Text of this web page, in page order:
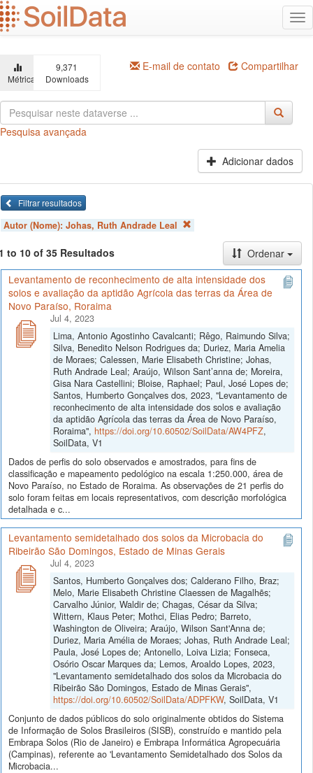
Ir
para
o
principal
Métricas
9,371
Downloads
E-mail de contato Compartilhar
Pesquisa avançada
Adicionar dados
Filtrar resultados
Autor (Nome): Johas, Ruth Andrade Leal
to 10 of 35 Resultados
Ordenar
Levantamento de reconhecimento de alta intensidade dos
solos e avaliação da aptidão Agrícola das terras da Área de
Novo Paraíso, Roraima
Jul 4, 2023
Lima, Antonio Agostinho Cavalcanti; Rêgo, Raimundo Silva;
Silva, Benedito Nelson Rodrigues da; Duriez, Maria Amelia
de Moraes; Calessen, Marie Elisabeth Christine; Johas,
Ruth Andrade Leal; Araújo, Wilson Sant’anna de; Moreira,
Gisa Nara Castellini; Bloise, Raphael; Paul, José Lopes de;
Santos, Humberto Gonçalves dos, 2023, "Levantamento de
reconhecimento de alta intensidade dos solos e avaliação
da aptidão Agrícola das terras da Área de Novo Paraíso,
Roraima", https://doi.org/10.60502/SoilData/AW4PFZ,
SoilData, V1
Dados de perfis do solo observados e amostrados, para fins de
classificação e mapeamento pedológico na escala 1:250.000, área de
Novo Paraíso, no Estado de Roraima. As observações de 21 perfis do
solo foram feitas em locais representativos, com descrição morfológica
detalhada e c...
Levantamento semidetalhado dos solos da Microbacia do
Ribeirão São Domingos, Estado de Minas Gerais
Jul 4, 2023
Santos, Humberto Gonçalves dos; Calderano Filho, Braz;
Melo, Marie Elisabeth Christine Claessen de Magalhẽs;
Carvalho Júnior, Waldir de; Chagas, César da Silva;
Wittern, Klaus Peter; Mothci, Elias Pedro; Barreto,
Washington de Oliveira; Araújo, Wilson Sant'Anna de;
Duriez, Maria Amélia de Moraes; Johas, Ruth Andrade Leal;
Paula, José Lopes de; Antonello, Loiva Lizia; Fonseca,
Osório Oscar Marques da; Lemos, Aroaldo Lopes, 2023,
"Levantamento semidetalhado dos solos da Microbacia do
Ribeirão São Domingos, Estado de Minas Gerais",
https://doi.org/10.60502/SoilData/ADPFKW, SoilData, V1
Conjunto de dados públicos do solo originalmente obtidos do Sistema
de Informação de Solos Brasileiros (SISB), construído e mantido pela
Embrapa Solos (Rio de Janeiro) e Embrapa Informática Agropecuária
(Campinas), referente ao 'Levantamento Semidetalhado dos Solos da
Microbacia...